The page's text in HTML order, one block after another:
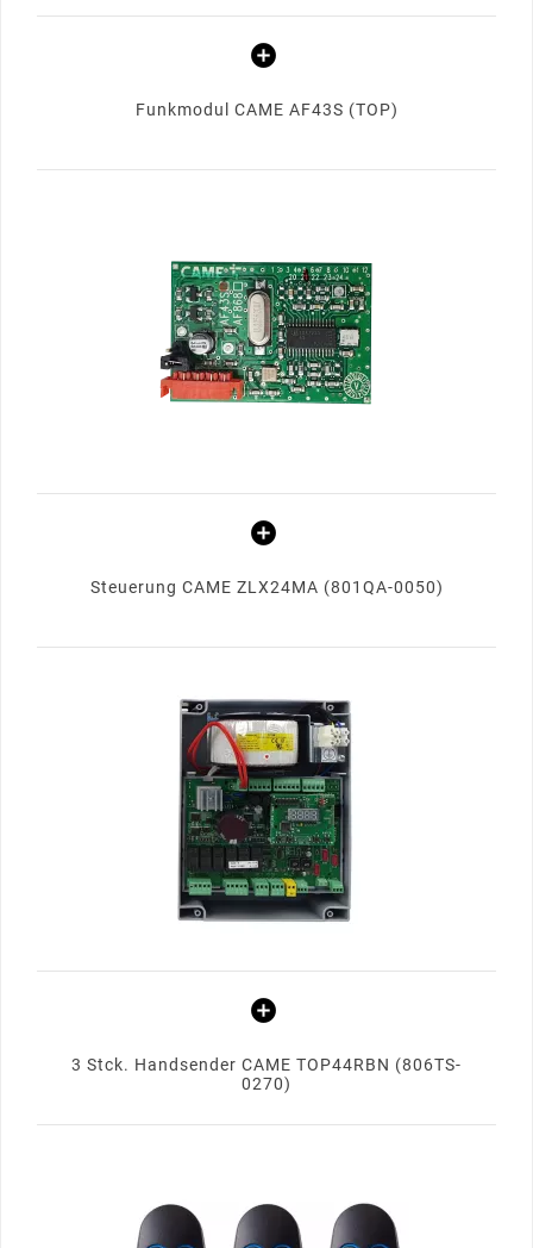
Funkmodul CAME AF43S (TOP)
Steuerung CAME ZLX24MA (801QA-0050)
3 Stck. Handsender CAME TOP44RBN (806TS-
0270)